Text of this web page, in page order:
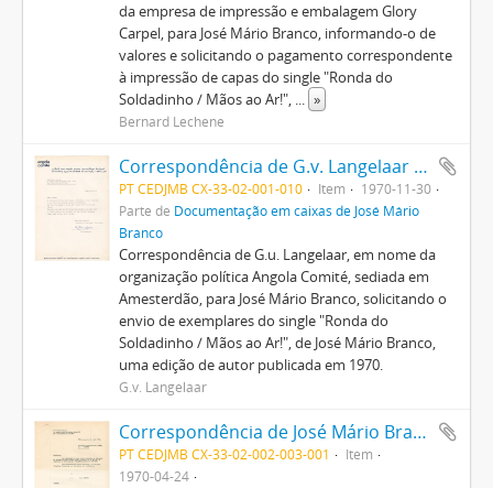
da empresa de impressão e embalagem Glory
Carpel, para José Mário Branco, informando-o de
valores e solicitando o pagamento correspondente
à impressão de capas do single "Ronda do
Soldadinho / Mãos ao Ar!", ... »
Bernard Lechene
Correspondência de G.v. Langelaar (Angola Comité) para José Mário Branco
PT CEDJMB CX-33-02-001-010 Item
1970-11-30
Parte de Documentação em caixas de José Mário
Branco
Correspondência de G.u. Langelaar, em nome da
organização política Angola Comité, sediada em
Amesterdão, para José Mário Branco, solicitando o
envio de exemplares do single "Ronda do
Soldadinho / Mãos ao Ar!", de José Mário Branco,
uma edição de autor publicada em 1970.
G.v. Langelaar
Correspondência de José Mário Branco para a empresa Moulage Plastique de l'Ouest
PT CEDJMB CX-33-02-002-003-001
Item
1970-04-24